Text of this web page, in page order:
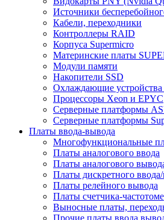
Источники
Кабели, переходники
Контроллеры RAID
Корпуса Supermicro
Материнские платы
Модули памяти
Накопители SSD
Охлаждающие устройства
Процессоры Xeon и EPYC
Серверные платформы
Серверные платформы
Платы ввода-вывода
Многофункциональные
Платы аналогового ввода
Платы аналогового
Платы дискретного
Платы релейного вывода
Платы счетчика-
Выносные платы,
Прочие платы ввода